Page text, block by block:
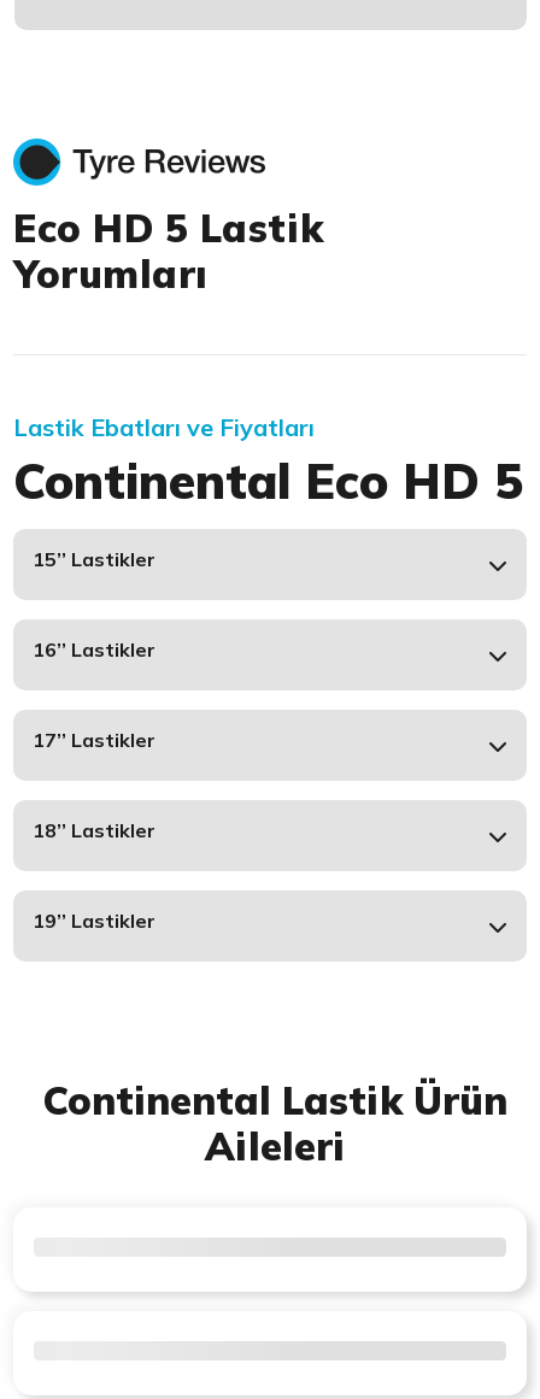
Eco HD 5 Lastik
Yorumları
Lastik Ebatları ve Fiyatları
Continental Eco HD 5
15’’ Lastikler
16’’ Lastikler
17’’ Lastikler
18’’ Lastikler
19’’ Lastikler
Continental Lastik Ürün
Aileleri